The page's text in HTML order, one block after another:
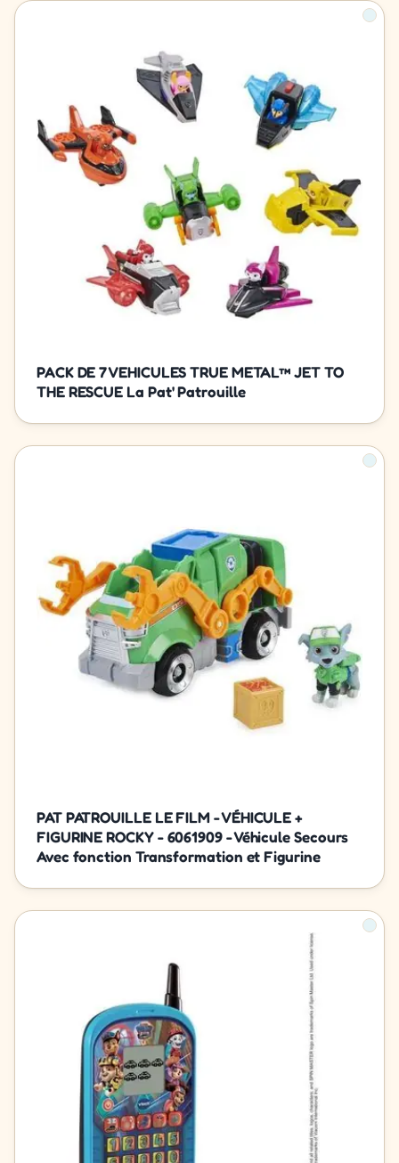
PACK DE 7 VEHICULES TRUE METAL™ JET TO
THE RESCUE La Pat' Patrouille
PAT PATROUILLE LE FILM - VÉHICULE +
FIGURINE ROCKY - 6061909 - Véhicule Secours
Avec fonction Transformation et Figurine